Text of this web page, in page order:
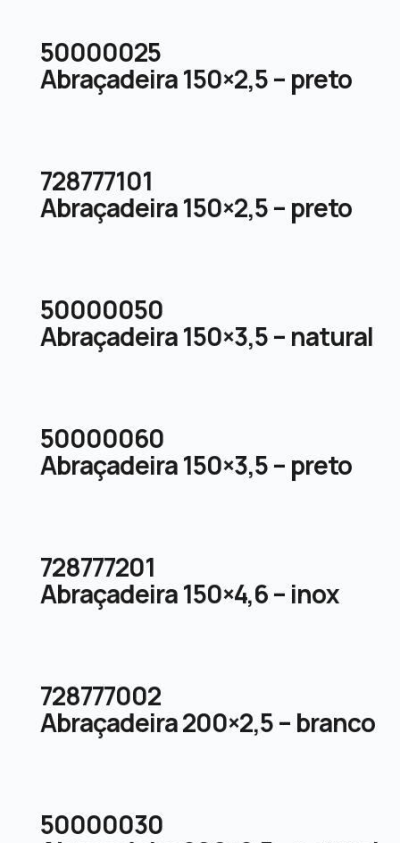
50000025
Abraçadeira 150×2,5 – preto
728777101
Abraçadeira 150×2,5 – preto
50000050
Abraçadeira 150×3,5 – natural
50000060
Abraçadeira 150×3,5 – preto
728777201
Abraçadeira 150×4,6 – inox
728777002
Abraçadeira 200×2,5 – branco
50000030